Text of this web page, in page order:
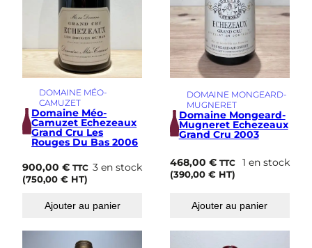
DOMAINE MÉO-
CAMUZET
Domaine Méo-
Camuzet Echezeaux
Grand Cru Les
Rouges Du Bas 2006
900,00€ TTC
(750,00€ HT)
3 en stock
Ajouter au panier
DOMAINE MONGEARD-
MUGNERET
Domaine Mongeard-
Mugneret Echezeaux
Grand Cru 2003
468,00 € TTC
(390,00 €HT)
1 en stock
Ajouter au panier